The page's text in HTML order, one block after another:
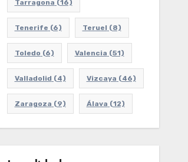
Tarragona (16)
Tenerife (6) Teruel (8)
Toledo (6) Valencia (51)
Valladolid (4) Vizcaya (46)
Zaragoza (9) Álava (12)